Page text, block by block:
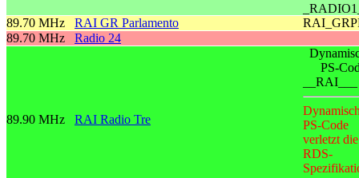
89.70 MHz
RAI GR Parlamento
89.70 MHz
Radio 24
89.90 MHz RAI Radio Tre
PS-
__RAI___
PS-Code
verletzt die
RDS-